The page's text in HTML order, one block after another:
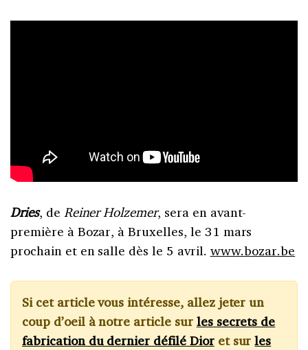
Dries, de Reiner Holzemer, sera en avant-
première à Bozar, à Bruxelles, le 31 mars
prochain et en salle dès le 5 avril. www.bozar.be
Si cet article vous intéresse, allez jeter un
coup d’oeil à notre article sur les secrets de
fabrication du dernier défilé Dioret surles